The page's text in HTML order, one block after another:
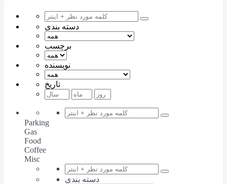
دسته بندی
برچسب
نویسنده
تاریخ
Parking
Gas
Food
Coffee
Misc
دسته بندی